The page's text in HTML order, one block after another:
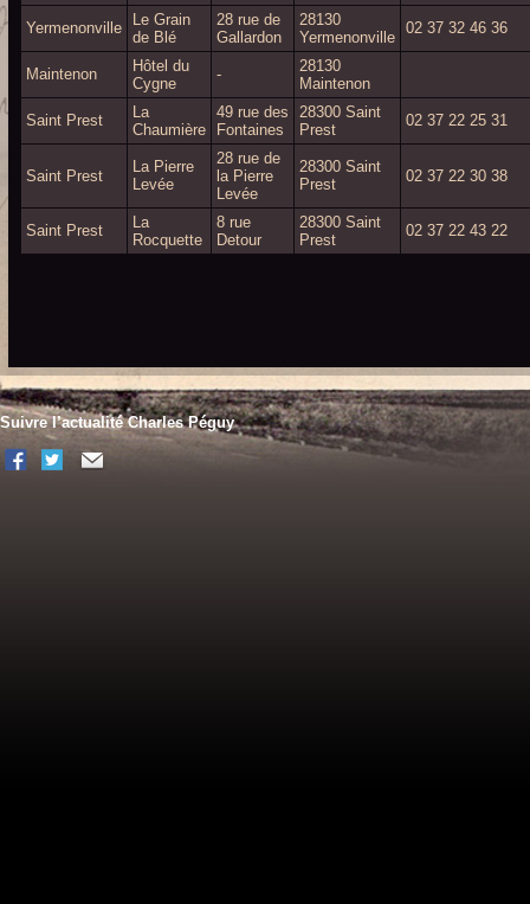
Yermenonville
Le Grain
de Blé
28 rue de
Gallardon
28130
Yermenonville
02 37 32 46 36
Maintenon
Hôtel du
Cygne
-
28130
Maintenon
Saint Prest
La
Chaumière
49 rue des
Fontaines
28300 Saint
Prest
02 37 22 25 31
Saint Prest
La Pierre
Levée
28 rue de
la Pierre
Levée
28300 Saint
Prest
02 37 22 30 38
Saint Prest
La
Rocquette
8 rue
Detour
28300 Saint
Prest
02 37 22 43 22
Suivre l’actualité Charles Péguy